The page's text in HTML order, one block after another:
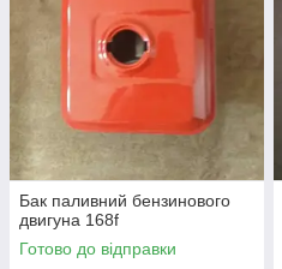
Бак паливний бензинового
двигуна 168f
Готово до відправки